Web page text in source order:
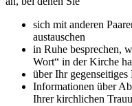
sich mit anderen
austauschen
in Ruhe besprechen,
Wort“ in der Kirche
über Ihr gegenseitiges
Informationen über
Ihrer kirchlichen